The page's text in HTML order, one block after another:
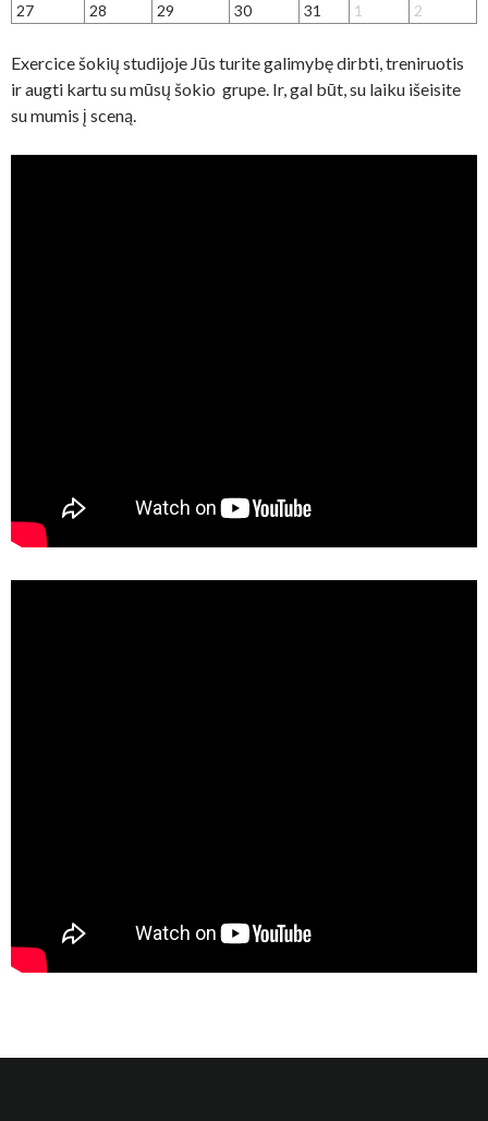
27
28 29 30 31 1 2
Exercice šokių studijoje Jūs turite galimybę dirbti, treniruotis
ir augti kartu su mūsų šokio grupe. Ir, gal būt, su laiku išeisite
su mumis į sceną.